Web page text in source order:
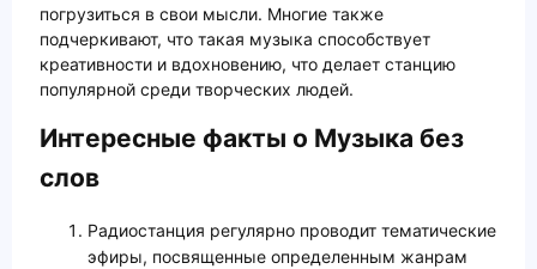
погрузиться в свои мысли. Многие также
подчеркивают, что такая музыка способствует
креативности и вдохновению, что делает станцию
популярной среди творческих людей.
Интересные факты о Музыка без
слов
Радиостанция регулярно проводит тематические
эфиры, посвященные определенным жанрам